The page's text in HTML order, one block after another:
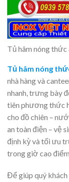
Tủ hâm nóng
Tủ hâm nóng
nhà hàng và
nhanh, trưng bày
tiên phương thức
cho đồ chiên –
an toàn điện – vệ
định kỳ và tối ưu
trong giờ cao điểm.
Để giúp quý